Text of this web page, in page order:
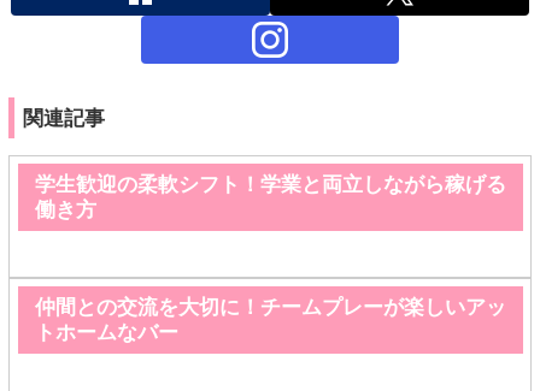
関連記事
学生歓迎の柔軟シフト！学業と両立しながら稼げる
働き方
仲間との交流を大切に！チームプレーが楽しいアッ
トホームなバー